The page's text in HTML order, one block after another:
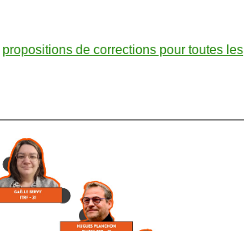
propositions de corrections pour toutes les